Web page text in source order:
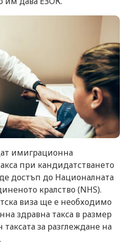
имиграционна
при кандидатстването
достъп до Националната
кралство (NHS).
виза ще е необходимо
здравна такса в размер
таксата за разглеждане на